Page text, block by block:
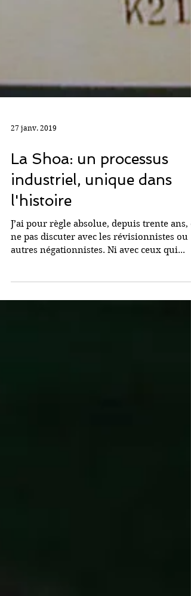
La Shoa: un processus
industriel, unique dans
l'histoire
J’ai pour règle absolue, depuis trente ans,
ne pas discuter avec les révisionnistes ou